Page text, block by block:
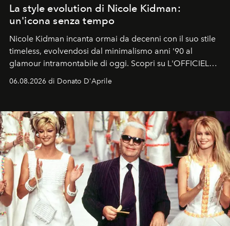
La style evolution di Nicole Kidman:
un'icona senza tempo
Nicole Kidman incanta ormai da decenni con il suo stile
timeless, evolvendosi dal minimalismo anni '90 al
glamour intramontabile di oggi. Scopri su L'OFFICIEL
06.08.2026 di Donato D'Aprile